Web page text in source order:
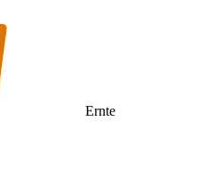
Ernte